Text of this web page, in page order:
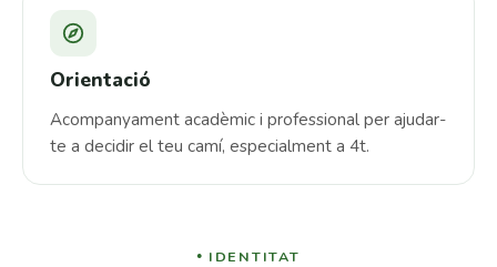
Orientació
Acompanyament acadèmic i professional per ajudar-
te a decidir el teu camí, especialment a 4t.
IDENTITAT